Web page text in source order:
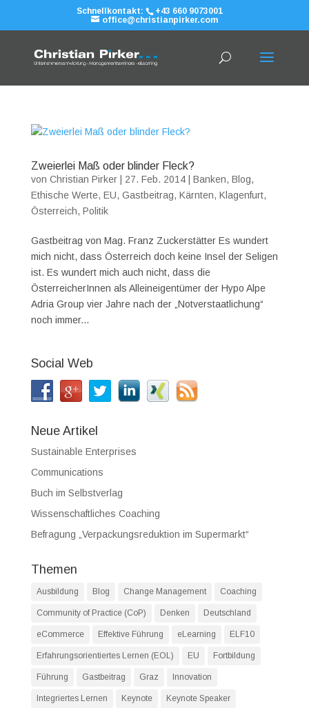
Schnellkontakt:
+43 660 9073001
office@christianpirker.com
Zweierlei Maß oder blinder Fleck?
von Christian Pirker| 27. Feb. 2014| Banken, Blog,
Ethische Werte, EU, Gastbeitrag, Kärnten, Klagenfurt,
Österreich, Politik
Gastbeitrag von Mag. Franz Zuckerstätter Es wundert
mich nicht, dass Österreich doch keine Insel der Seligen
ist. Es wundert mich auch nicht, dass die
ÖsterreicherInnen als Alleineigentümer der Hypo Alpe
Adria Group vier Jahre nach der „Notverstaatlichung“
noch immer...
Social Web
Neue Artikel
Sustainable Enterprises
Communications
Buch im Selbstverlag
Wissenschaftliches Coaching
Befragung „Verpackungsreduktion im Supermarkt“
Themen
Ausbildung Blog Change Management Coaching
Community of Practice (CoP) Denken Deutschland
eCommerce Effektive Führung eLearning ELF10
Erfahrungsorientiertes Lernen (EOL) EU Fortbildung
Führung Gastbeitrag Graz Innovation
Integriertes Lernen Keynote Keynote Speaker